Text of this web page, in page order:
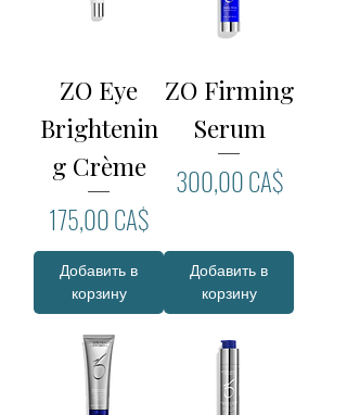
ZO Eye
Brightenin
g Crème
Цена
175,00 CA$
Добавить в
корзину
ZO Firming
Serum
Цена
300,00 CA$
Добавить в
корзину